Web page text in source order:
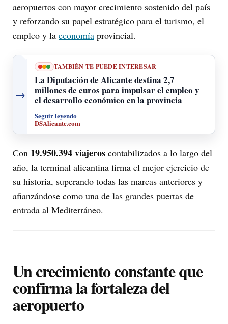
aeropuertos con mayor crecimiento sostenido del país
y reforzando su papel estratégico para el turismo, el
empleo y la economía provincial.
→
TAMBIÉN TE PUEDE INTERESAR
La Diputación de Alicante destina 2,7
millones de euros para impulsar el empleo y
el desarrollo económico en la provincia
Seguir leyendo
DSAlicante.com
Con 19.950.394 viajeros contabilizados a lo largo del
año, la terminal alicantina firma el mejor ejercicio de
su historia, superando todas las marcas anteriores y
afianzándose como una de las grandes puertas de
entrada al Mediterráneo.
Un crecimiento constante que
confirma la fortaleza del
aeropuerto